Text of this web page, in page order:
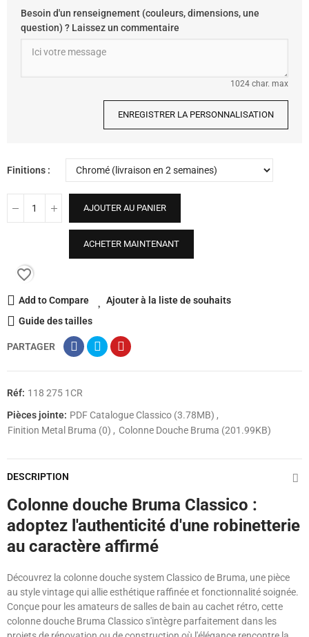
Besoin d'un renseignement (couleurs, dimensions, une
question) ? Laissez un commentaire
1024 char. max
ENREGISTRER LA PERSONNALISATION
Finitions
AJOUTER AU PANIER
ACHETER MAINTENANT
favorite_border
Add to Compare
Ajouter à la liste de souhaits
Guide des tailles
PARTAGER
Réf: 118 275 1CR
Pièces jointe: PDF Catalogue Classico (3.78MB)
Finition Metal Bruma (0)
Colonne Douche Bruma (201.99KB)
DESCRIPTION
Colonne douche Bruma Classico :
adoptez l'authenticité d'une robinetterie
au caractère affirmé
Découvrez la colonne douche system Classico de Bruma, une pièce
au style vintage qui allie esthétique raffinée et fonctionnalité soignée.
Conçue pour les amateurs de salles de bain au cachet rétro, cette
colonne douche Bruma Classico s'intègre parfaitement dans les